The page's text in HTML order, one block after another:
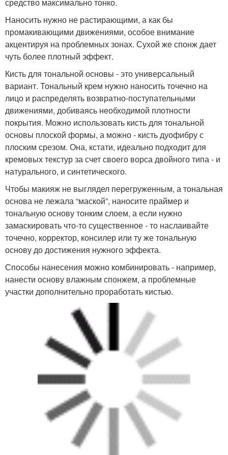
Кисть для тональной основы - это универсальный
вариант. Тональный крем нужно наносить точечно на
лицо и распределять возвратно-поступательными
движениями, добиваясь необходимой плотности
покрытия. Можно использовать кисть для тональной
основы плоской формы, а можно - кисть дуофибру с
плоским срезом. Она, кстати, идеально подходит для
кремовых текстур за счет своего ворса двойного типа - и
натурального, и синтетического.
Чтобы макияж не выглядел перегруженным, а тональная
основа не лежала “маской”, наносите праймер и
тональную основу тонким слоем, а если нужно
замаскировать что-то существенное - то наслаивайте
точечно, корректор, консилер или ту же тональную
Способы нанесения можно комбинировать - например,
нанести основу влажным спонжем, а проблемные
участки дополнительно проработать кистью.
Качественные кисти для тональной основы и не только,
вы легко найдете в ассортименте интернет-магазина
Wobs. Качество, проверенное огромным множеством
постоянных покупателей, довольных всем - от цен до
скорости доставки. С нами легко оставаться красивой